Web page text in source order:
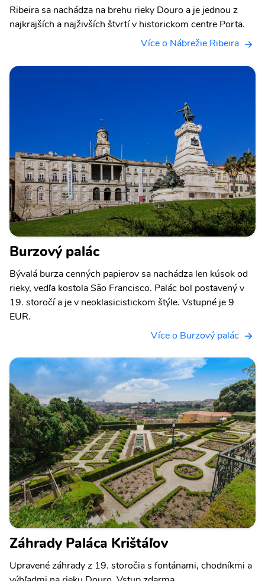
Ribeira sa nachádza na brehu rieky Douro a je jednou z
najkrajších a najživších štvrtí v historickom centre Porta.
Více o Nábrežie Ribeira
Burzový palác
Bývalá burza cenných papierov sa nachádza len kúsok od
rieky, vedľa kostola São Francisco. Palác bol postavený v
19. storočí a je v neoklasicistickom štýle. Vstupné je 9
EUR.
Více o Burzový palác
Záhrady Paláca Krištáľov
Upravené záhrady z 19. storočia s fontánami, chodníkmi a